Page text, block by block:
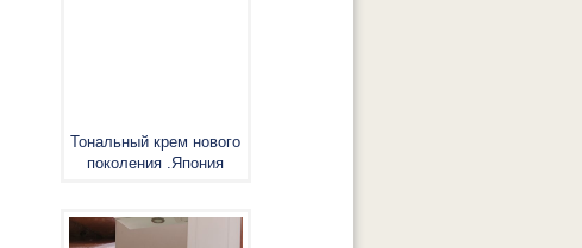
Тональный крем нового
поколения .Япония